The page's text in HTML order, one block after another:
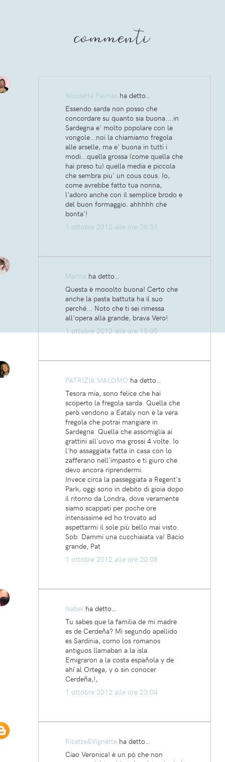
commenti
Nicoletta Palmas ha detto…
Essendo sarda non posso che
concordare su quanto sia buona....in
Sardegna e' molto popolare con le
vongole...noi la chiamiamo fregola
alle arselle, ma e' buona in tutti i
modi...quella grossa (come quella che
hai preso tu) quella media e piccola
che sembra piu' un cous cous. Io,
come avrebbe fatto tua nonna,
l'adoro anche con il semplice brodo e
del buon formaggio. ahhhhh che
bonta'!
1 ottobre 2012 alle ore 06:51
Marina ha detto…
Questa è mooolto buona! Certo che
anche la pasta battuta ha il suo
perché... Noto che ti sei rimessa
all'opera alla grande, brava Vero!
1 ottobre 2012 alle ore 15:05
PATRIZIA MALOMO ha detto…
Tesora mia, sono felice che hai
scoperto la fregola sarda. Quella che
però vendono a Eataly non è la vera
fregola che potrai mangiare in
Sardegna. Quella che assomiglia ai
grattini all'uovo ma grossi 4 volte. Io
l'ho assaggiata fatta in casa con lo
zafferano nell'impasto e ti giuro che
devo ancora riprendermi.
Invece circa la passeggiata a Regent's
Park, oggi sono in debito di gioia dopo
il ritorno da Londra, dove veramente
siamo scappati per poche ore
intensissime ed ho trovato ad
aspettarmi il sole più bello mai visto.
Sob. Dammi una cucchiaiata va! Bacio
grande, Pat
1 ottobre 2012 alle ore 20:08
Isabel ha detto…
Tu sabes que la familia de mi madre
es de Cerdeña? Mi segundo apellido
es Sardinia, como los romanos
antiguos llamaban a la isla.
Emigraron a la costa española y de
ahí al Ortega, y o sin conocer
Cerdeña,!,
1 ottobre 2012 alle ore 23:04
Ricette&Vignette ha detto…
Ciao Veronica! è un pò che non